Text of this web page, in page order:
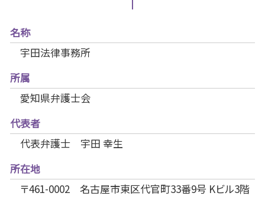
名称
宇田法律事務所
所属
愛知県弁護士会
代表者
代表弁護士 宇田 幸生
所在地
〒461-0002 名古屋市東区代官町33番9号 Kビル3階